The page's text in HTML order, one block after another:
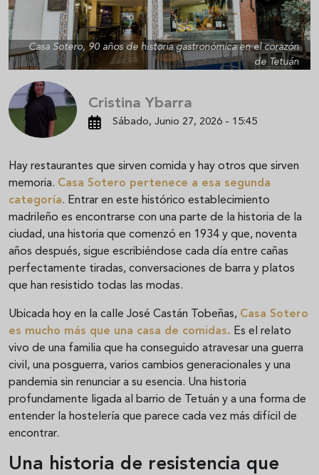
Casa Sotero, 90 años de historia gastronómica en el corazón
de Tetuán
Cristina Ybarra
Sábado, Junio 27, 2026 - 15:45
Hay restaurantes que sirven comida y hay otros que sirven
memoria. Casa Sotero pertenece a esa segunda
categoría. Entrar en este histórico establecimiento
madrileño es encontrarse con una parte de la historia de la
ciudad, una historia que comenzó en 1934 y que, noventa
años después, sigue escribiéndose cada día entre cañas
perfectamente tiradas, conversaciones de barra y platos
que han resistido todas las modas.
Ubicada hoy en la calle José Castán Tobeñas, Casa Sotero
es mucho más que una casa de comidas. Es el relato
vivo de una familia que ha conseguido atravesar una guerra
civil, una posguerra, varios cambios generacionales y una
pandemia sin renunciar a su esencia. Una historia
profundamente ligada al barrio de Tetuán y a una forma de
entender la hostelería que parece cada vez más difícil de
encontrar.
Una historia de resistencia que